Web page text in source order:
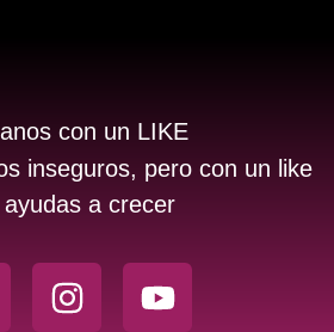
con un LIKE
inseguros, pero con un like
ayudas a crecer